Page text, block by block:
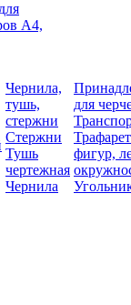
А4,
Чернила,
тушь,
стержни
Стержни
Тушь
чертежная
Чернила
для
фигур,